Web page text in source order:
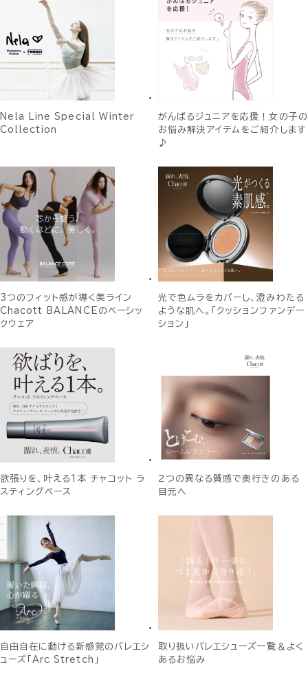
Nela Line Special Winter
Collection
がんばるジュニアを応援！女の子の
お悩み解決アイテムをご紹介します
♪
3つのフィット感が導く美ライン
Chacott BALANCEのベーシッ
クウェア
光で色ムラをカバーし、澄みわたる
ような肌へ。「クッションファンデー
ション」
欲張りを、叶える1本 チャコット ラ
スティングベース
２つの異なる質感で奥行きのある
目元へ
自由自在に動ける新感覚のバレエシ
ューズ「Arc Stretch」
取り扱いバレエシューズ一覧＆よく
あるお悩み